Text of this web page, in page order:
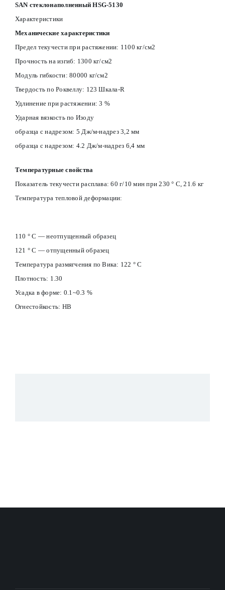
SAN стеклонаполненный HSG-5130
Характеристики
Механические характеристики
Предел текучести при растяжении: 1100 кг/см2
Прочность на изгиб: 1300 кг/см2
Модуль гибкости: 80000 кг/см2
Твердость по Роквеллу: 123 Шкала-R
Удлинение при растяжении: 3 %
Ударная вязкость по Изоду
образца с надрезом: 5 Дж/м-надрез 3,2 мм
образца с надрезом: 4.2 Дж/м-надрез 6,4 мм
Температурные свойства
Показатель текучести расплава: 60 г/10 мин при 230 ° C, 21.6 кг
Температура тепловой деформации:
110 ° С — неотпущенный образец
121 ° С — отпущенный образец
Температура размягчения по Вика: 122 ° С
Плотность: 1.30
Усадка в форме: 0.1~0.3 %
Огнестойкость: HB